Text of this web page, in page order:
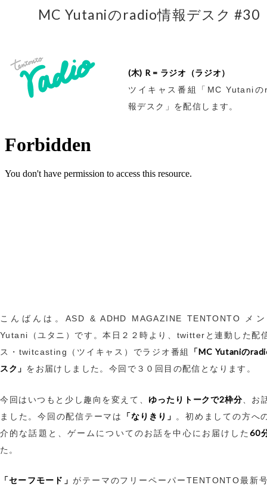
MC Yutaniのradio情報デスク #30
(木) R = ラジオ（ラジオ）
ツイキャス番組「MC Yutani
報デスク」を配信します。
こんばんは。ASD & ADHD MAGAZINE TENTONTO メ
Yutani（ユタニ）です。本日２２時より、twitterと連動した配
ス・twitcasting（ツイキャス）でラジオ番組
「MC Yutaniの
スク」 をお届けしました。今回で３０回目の配信となります。
今回はいつもと少し趣向を変えて、 ゆったりトークで2枠分 、お
ました。今回の配信テーマは
「なりきり」
。初めましての方へ
介的な話題と、ゲームについてのお話を中心にお届けした60
た。
「セーフモード」 がテーマのフリーペーパーTENTONTO最新